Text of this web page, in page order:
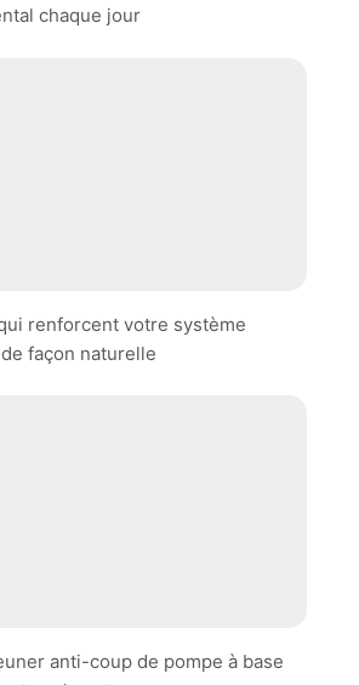
chaque jour
renforcent votre système
façon naturelle
anti-coup de pompe à base